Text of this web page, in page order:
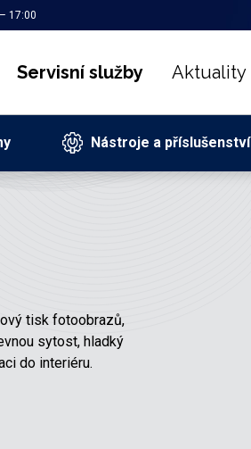
17:00
Servisní služby Aktuality
Nástroje a příslušenství
tisk fotoobrazů,
sytost, hladký
do interiéru.